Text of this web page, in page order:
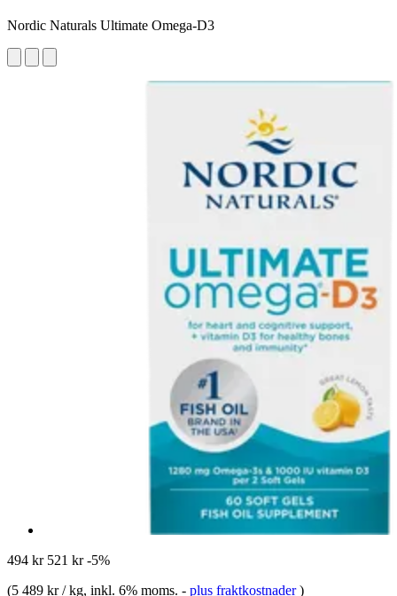
Nordic Naturals Ultimate Omega-D3
494 kr 521 kr -5%
(5 489 kr / kg, inkl. 6% moms. - plus fraktkostnader )